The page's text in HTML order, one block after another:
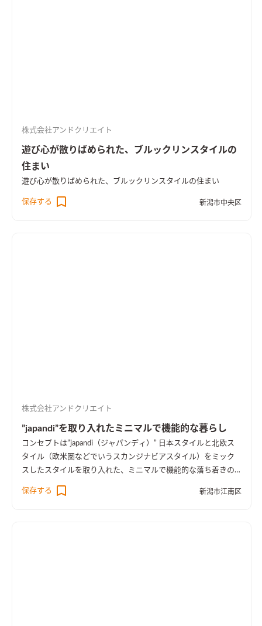
株式会社アンドクリエイト
遊び心が散りばめられた、ブルックリンスタイルの
住まい
遊び心が散りばめられた、ブルックリンスタイルの住まい
保存する 新潟市中央区
株式会社アンドクリエイト
”japandi”を取り入れたミニマルで機能的な暮らし
コンセプトは”japandi（ジャパンディ）” 日本スタイルと北欧ス
タイル（欧米圏などでいうスカンジナビアスタイル）をミック
スしたスタイルを取り入れた、ミニマルで機能的な落ち着きの
ある空間になっています。 1階で暮らしが完結し、家族の成長に
合わせ可変していくフォーメーション・ハウスです。
保存する 新潟市江南区